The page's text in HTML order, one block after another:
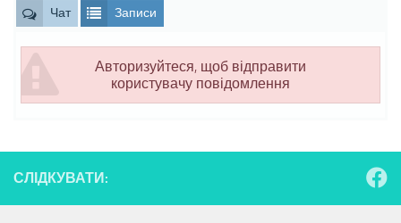
Чат Записи
Авторизуйтеся, щоб відправити
користувачу повідомлення
СЛІДКУВАТИ: